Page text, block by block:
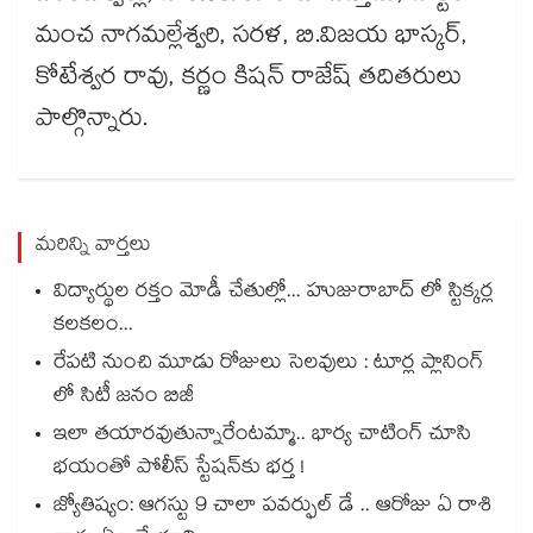
మంచ నాగమల్లేశ్వరి, సరళ, బి.విజయ భాస్కర్,
కోటేశ్వర రావు, కర్ణం కిషన్ రాజేష్ తదితరులు
పాల్గొన్నారు.
మరిన్ని వార్తలు
విద్యార్థుల రక్తం మోడీ చేతుల్లో... హుజురాబాద్ లో స్టిక్కర్ల
కలకలం...
రేపటి నుంచి మూడు రోజులు సెలవులు : టూర్ల ప్లానింగ్
లో సిటీ జనం బిజీ
ఇలా తయారవుతున్నారేంటమ్మా.. భార్య చాటింగ్ చూసి
భయంతో పోలీస్ స్టేషన్⁫కు భర్త !
జ్యోతిష్యం: ఆగస్టు 9 చాలా పవర్ఫుల్ డే .. ఆరోజు ఏ రాశి